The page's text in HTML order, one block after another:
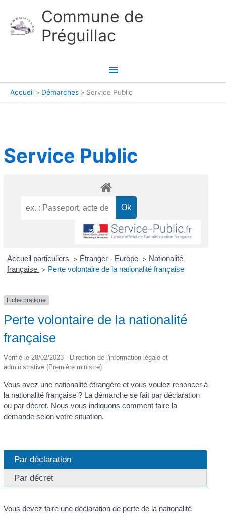
Commune de
Préguillac
Menu
principal
Accueil Démarches Service Public
Service Public
Accueil particuliers > Étranger - Europe > Nationalité
française > Perte volontaire de la nationalité française
Fiche pratique
Perte volontaire de la nationalité
française
Vérifié le 28/02/2023 - Direction de l'information légale et
administrative (Première ministre)
Vous avez une nationalité étrangère et vous voulez renoncer à
la nationalité française ? La démarche se fait par déclaration
ou par décret. Nous vous indiquons comment faire la
demande selon votre situation.
Par déclaration
Par décret
Vous devez faire une déclaration de perte de la nationalité